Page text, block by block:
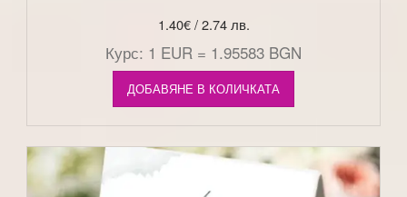
1.40€/ 2.74 лв.
Курс: 1 EUR = 1.95583 BGN
ДОБАВЯНЕ В КОЛИЧКАТА